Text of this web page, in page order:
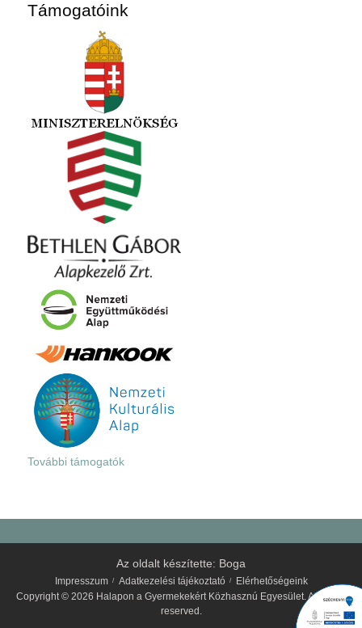
Támogatóink
További támogatók
Az oldalt készítette: Boga
Impresszum Adatkezelési tájékoztató
Elérhetőségeink
Copyright © 2026 Halapon a Gyermekekért Közhasznú Egyesület. All rights
reserved.